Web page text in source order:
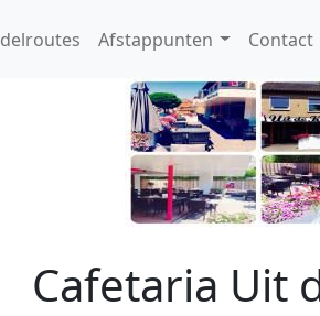
Afstappunten Contact
Cafetaria Uit